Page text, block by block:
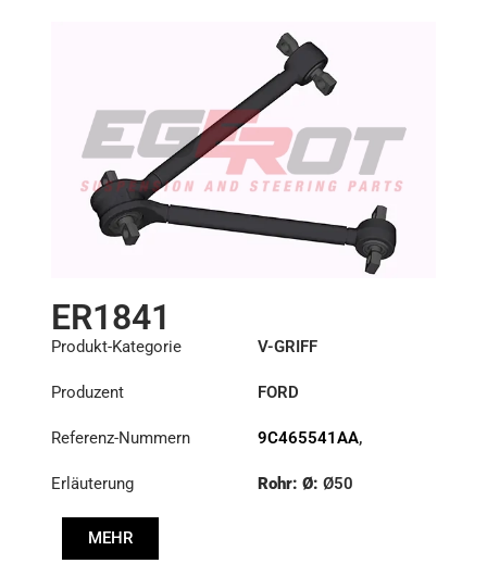
ER1841
Produkt-Kategorie V-GRIFF
Produzent FORD
Referenz-Nummern 9C465541AA,
Erläuterung
Rohr: Ø: Ø50
MEHR